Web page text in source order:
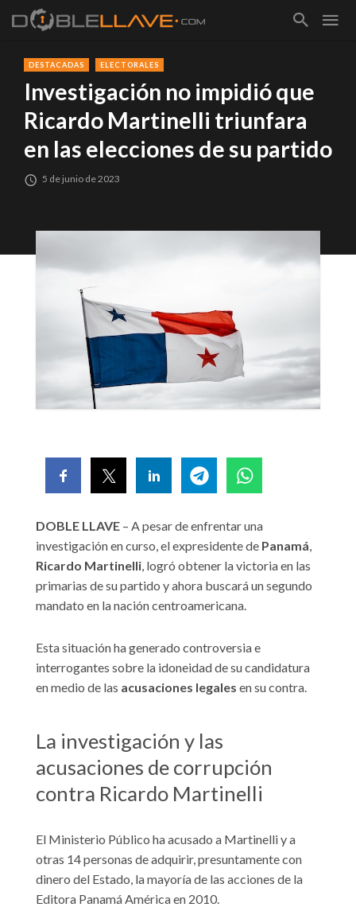
DESTACADAS ELECTORALES
Investigación no impidió que
Ricardo Martinelli triunfara
en las elecciones de su partido
5 de junio de 2023
DOBLE LLAVE – A pesar de enfrentar una
investigación en curso, el expresidente de Panamá,
Ricardo Martinelli, logró obtener la victoria en las
primarias de su partido y ahora buscará un segundo
mandato en la nación centroamericana.
Esta situación ha generado controversia e
interrogantes sobre la idoneidad de su candidatura
en medio de las acusaciones legales en su contra.
La investigación y las
acusaciones de corrupción
contra Ricardo Martinelli
El Ministerio Público ha acusado a Martinelli y a
otras 14 personas de adquirir, presuntamente con
dinero del Estado, la mayoría de las acciones de la
Editora Panamá América en 2010.